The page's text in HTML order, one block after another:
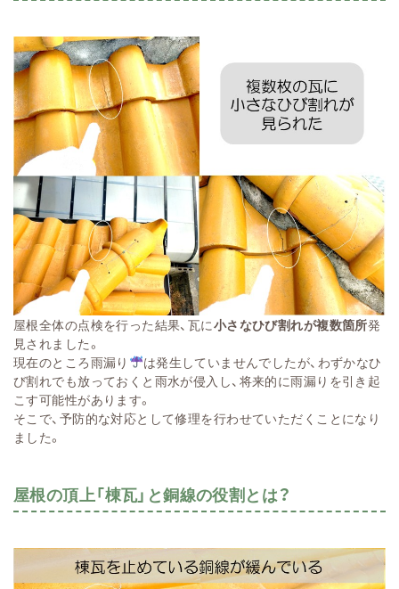
屋根全体の点検を行った結果、瓦に小さなひび割れが複数箇所発
見されました。
現在のところ雨漏り
は発生していませんでしたが、わずかなひ
び割れでも放っておくと雨水が侵入し、将来的に雨漏りを引き起
こす可能性があります。
そこで、予防的な対応として修理を行わせていただくことになり
ました。
屋根の頂上「棟瓦」と銅線の役割とは？